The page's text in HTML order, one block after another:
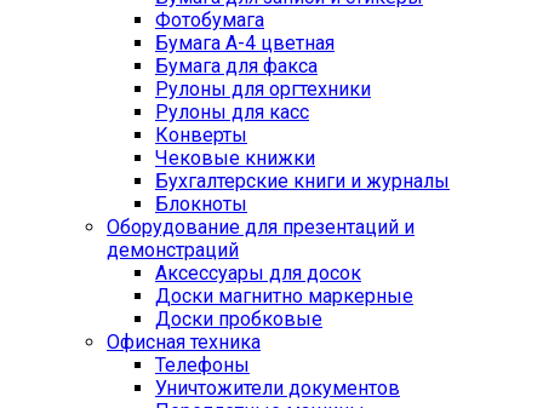
Фотобумага
Бумага А-4 цветная
Бумага для факса
Рулоны для оргтехники
Рулоны для касс
Конверты
Чековые книжки
Бухгалтерские книги и журналы
Блокноты
Оборудование для презентаций и
демонстраций
Аксессуары для досок
Доски магнитно маркерные
Доски пробковые
Офисная техника
Телефоны
Уничтожители документов